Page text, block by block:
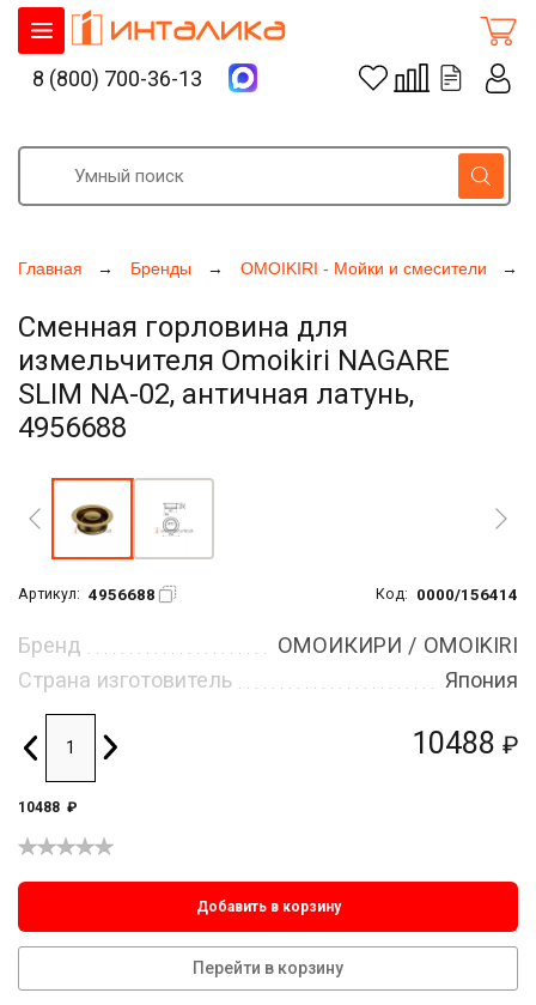
Главная Бренды OMOIKIRI - Мойки и смесители
Сменная горловина для
измельчителя Omoikiri NAGARE
SLIM NA-02, античная латунь,
4956688
Артикул: 4956688 Код: 0000/156414
10488 ₽
Бренд
ОМОИКИРИ / OMOIKIRI
Страна изготовитель
Япония
10488 ₽
Добавить в корзину
Перейти в корзину
8 (800) 700-36-13